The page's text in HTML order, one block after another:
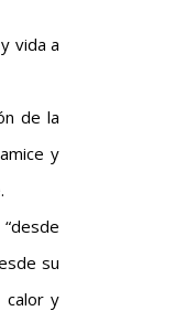
vida a
de la
y
su
calor y